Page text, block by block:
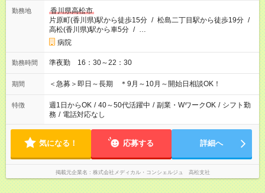
勤務地
香川県高松市
片原町(香川県)駅から徒歩15分 / 松島二丁目駅から徒歩19分 /
高松(香川県)駅から車5分 / …
病院
勤務時間 準夜勤 16：30～22：30
期間 ＜急募＞即日～長期 ＊9月～10月～開始日相談OK！
特徴 週1日からOK / 40～50代活躍中 / 副業・WワークOK / シフト勤
務 / 電話対応なし
気になる！ 応募する 詳細へ
掲載元企業名 株式会社メディカル・コンシェルジュ 高松支社